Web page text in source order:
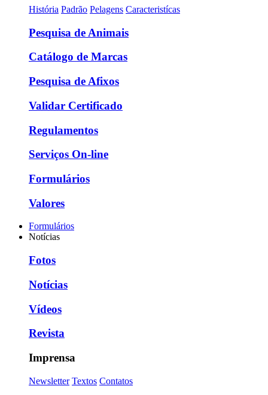
História Padrão Pelagens Caracteristícas
Pesquisa de Animais
Catálogo de Marcas
Pesquisa de Afixos
Validar Certificado
Regulamentos
Serviços On-line
Formulários
Valores
Formulários
Notícias
Fotos
Notícias
Vídeos
Revista
Imprensa
Newsletter Textos Contatos